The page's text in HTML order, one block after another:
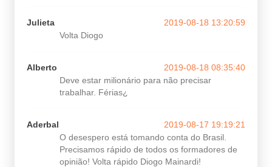
Julieta
2019-08-18 13:20:59
Volta Diogo
Alberto
2019-08-18 08:35:40
Deve estar milionário para não precisar
trabalhar. Férias¿
Aderbal
2019-08-17 19:19:21
O desespero está tomando conta do Brasil.
Precisamos rápido de todos os formadores de
opinião! Volta rápido Diogo Mainardi!